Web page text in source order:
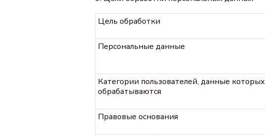
Цель обработки
Персональные данные
Категории пользователей, данные которых
обрабатываются
Правовые основания